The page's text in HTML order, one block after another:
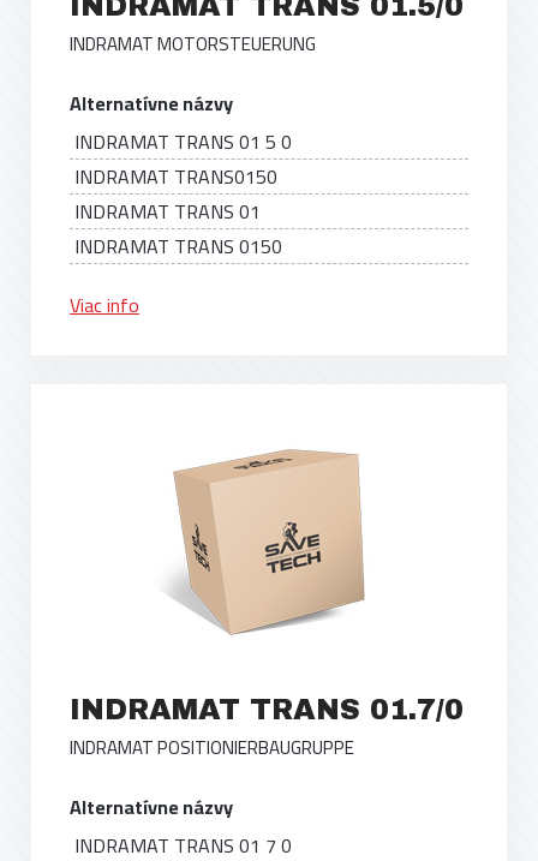
INDRAMAT MOTORSTEUERUNG
Alternatívne názvy
INDRAMAT TRANS 01 5 0
INDRAMAT TRANS0150
INDRAMAT TRANS 01
INDRAMAT TRANS 0150
Viac info
INDRAMAT TRANS 01.7/0
INDRAMAT POSITIONIERBAUGRUPPE
Alternatívne názvy
INDRAMAT TRANS 01 7 0